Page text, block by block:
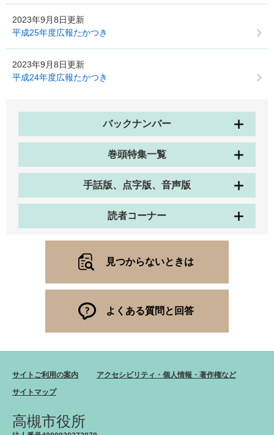
2023年9月8日更新
平成25年度広報たかつき
2023年9月8日更新
平成24年度広報たかつき
バックナンバー
巻頭特集一覧
手話版、点字版、音声版
読者コーナー
見つからないときは
よくある質問と回答
サイトご利用の案内
アクセシビリティ・個人情報・著作権など
サイトマップ
高槻市役所